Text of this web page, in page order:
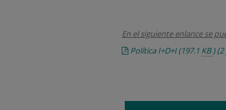
En el siguiente enlance se
Política I+D+I(197.1 KB)(2